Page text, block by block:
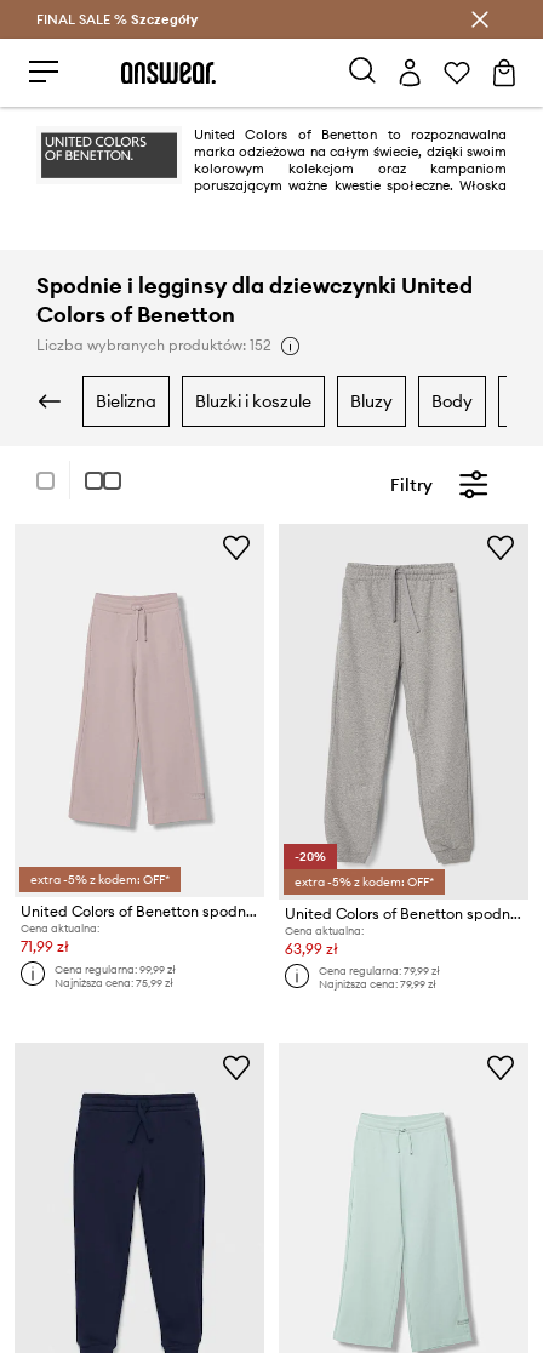
Oszczędzaj z Answear Club >
FINAL SALE % Szczegóły
United Colors of Benetton to rozpoznawalna
marka odzieżowa na całym świecie, dzięki swoim
kolorowym kolekcjom oraz kampaniom
poruszającym ważne kwestie społeczne. Włoska
Spodnie i legginsy dla dziewczynki United
Colors of Benetton
Liczba wybranych produktów: 152
bielizna bluzki i koszule bluzy body
Filtry
extra -5% z kodem: OFF*
United Colors of Benetton spodnie wide leg dziecięce bawełniane
Cena aktualna:
71,99 zł
Cena regularna:99,99 zł
Najniższa cena:75,99 zł
-20%
extra -5% z kodem: OFF*
United Colors of Benetton spodnie dresowe bawełniane dziecięce
Cena aktualna:
63,99 zł
Cena regularna:79,99 zł
Najniższa cena:79,99 zł